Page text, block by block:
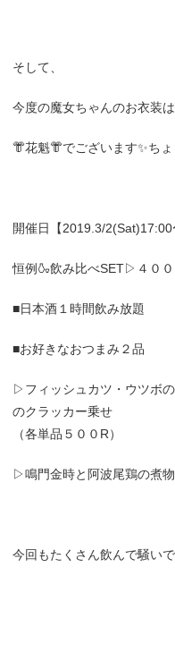
そして、
今度の魔女ちゃんのお衣装は
👘花魁👘でございます✨ち
開催日【2019.3/2(Sat)17:00
恒例🍶飲み比べSET▷４０
■日本酒１時間飲み放題
■お好きなおつまみ２品
▷フィッシュカツ・ウツボ
のクラッカー乗せ
（各単品５００R）
▷鳴門金時と阿波尾鶏の煮物
今回もたくさん飲んで騒い